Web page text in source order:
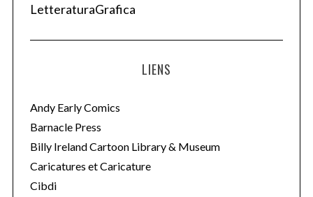
LetteraturaGrafica
LIENS
Andy Early Comics
Barnacle Press
Billy Ireland Cartoon Library & Museum
Caricatures et Caricature
Cibdi